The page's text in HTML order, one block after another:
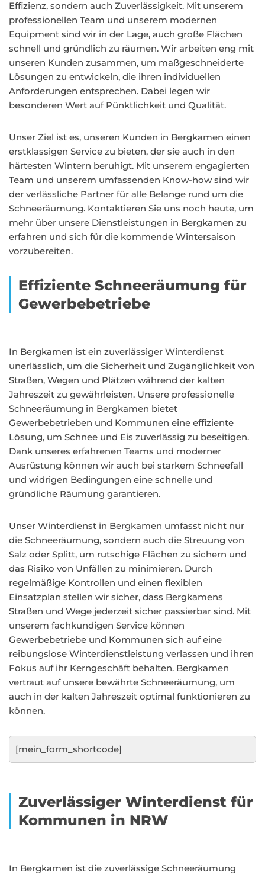
Effizienz, sondern auch Zuverlässigkeit. Mit unserem
professionellen Team und unserem modernen
Equipment sind wir in der Lage, auch große Flächen
schnell und gründlich zu räumen. Wir arbeiten eng mit
unseren Kunden zusammen, um maßgeschneiderte
Lösungen zu entwickeln, die ihren individuellen
Anforderungen entsprechen. Dabei legen wir
besonderen Wert auf Pünktlichkeit und Qualität.
Unser Ziel ist es, unseren Kunden in Bergkamen einen
erstklassigen Service zu bieten, der sie auch in den
härtesten Wintern beruhigt. Mit unserem engagierten
Team und unserem umfassenden Know-how sind wir
der verlässliche Partner für alle Belange rund um die
Schneeräumung. Kontaktieren Sie uns noch heute, um
mehr über unsere Dienstleistungen in Bergkamen zu
erfahren und sich für die kommende Wintersaison
vorzubereiten.
Effiziente Schneeräumung für
Gewerbebetriebe
In Bergkamen ist ein zuverlässiger Winterdienst
unerlässlich, um die Sicherheit und Zugänglichkeit von
Straßen, Wegen und Plätzen während der kalten
Jahreszeit zu gewährleisten. Unsere professionelle
Schneeräumung in Bergkamen bietet
Gewerbebetrieben und Kommunen eine effiziente
Lösung, um Schnee und Eis zuverlässig zu beseitigen.
Dank unseres erfahrenen Teams und moderner
Ausrüstung können wir auch bei starkem Schneefall
und widrigen Bedingungen eine schnelle und
gründliche Räumung garantieren.
Unser Winterdienst in Bergkamen umfasst nicht nur
die Schneeräumung, sondern auch die Streuung von
Salz oder Splitt, um rutschige Flächen zu sichern und
das Risiko von Unfällen zu minimieren. Durch
regelmäßige Kontrollen und einen flexiblen
Einsatzplan stellen wir sicher, dass Bergkamens
Straßen und Wege jederzeit sicher passierbar sind. Mit
unserem fachkundigen Service können
Gewerbebetriebe und Kommunen sich auf eine
reibungslose Winterdienstleistung verlassen und ihren
Fokus auf ihr Kerngeschäft behalten. Bergkamen
vertraut auf unsere bewährte Schneeräumung, um
auch in der kalten Jahreszeit optimal funktionieren zu
können.
[mein_form_shortcode]
Zuverlässiger Winterdienst für
Kommunen in NRW
In Bergkamen ist die zuverlässige Schneeräumung